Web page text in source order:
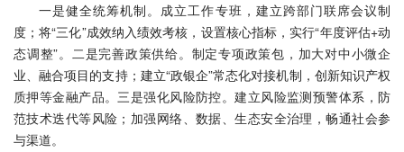
一是健全统筹机制。成立工作专班，建立跨部门联席会议制
度；将“三化”成效纳入绩效考核，设置核心指标，实行“年度评估+动
态调整”。二是完善政策供给。制定专项政策包，加大对中小微企
业、融合项目的支持；建立“政银企”常态化对接机制，创新知识产权
质押等金融产品。三是强化风险防控。建立风险监测预警体系，防
范技术迭代等风险；加强网络、数据、生态安全治理，畅通社会参
与渠道。